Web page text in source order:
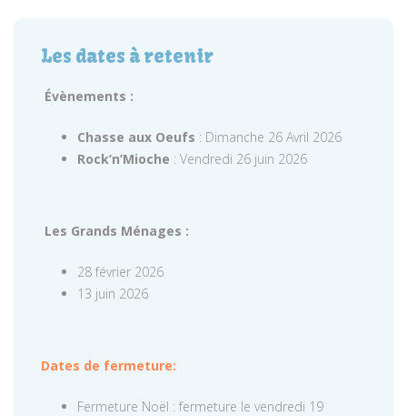
Les dates à retenir
Évènements :
Chasse aux Oeufs : Dimanche 26 Avril 2026
Rock’n’Mioche : Vendredi 26 juin 2026
Les Grands Ménages :
28 février 2026
13 juin 2026
Dates de fermeture:
Fermeture Noël : fermeture le vendredi 19